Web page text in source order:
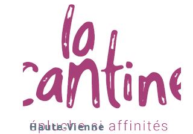
Haute-Vienne